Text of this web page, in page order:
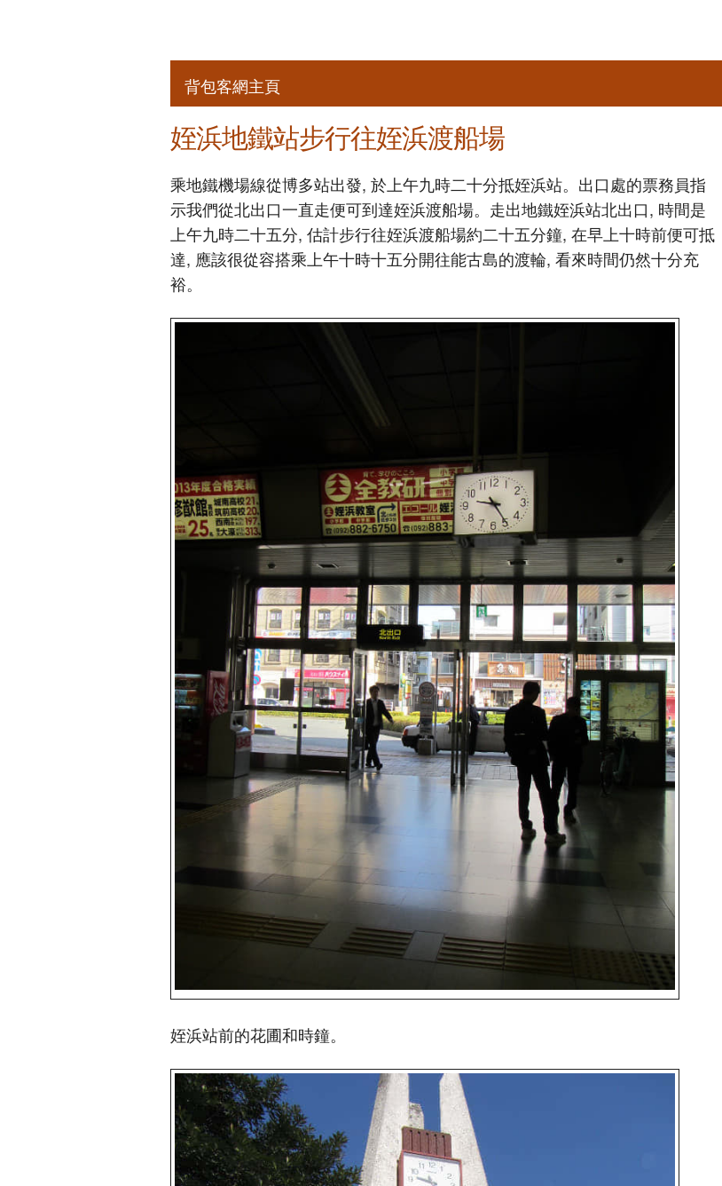
背包客網主頁
姪浜地鐵站步行往姪浜渡船場
乘地鐵機場線從博多站出發, 於上午九時二十分抵姪浜站。出口處的票務員指
示我們從北出口一直走便可到達姪浜渡船場。走出地鐵姪浜站北出口, 時間是
上午九時二十五分, 估計步行往姪浜渡船場約二十五分鐘, 在早上十時前便可抵
達, 應該很從容搭乘上午十時十五分開往能古島的渡輪, 看來時間仍然十分充
裕。
姪浜站前的花圃和時鐘。